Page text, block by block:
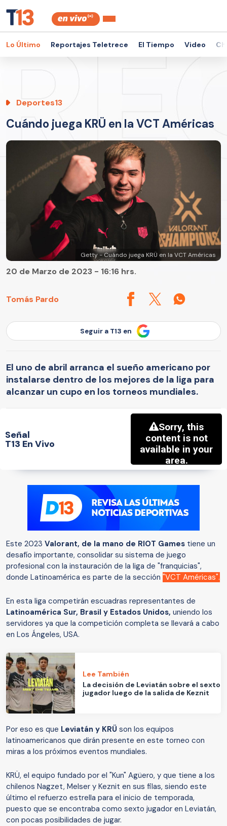
Lo Último Reportajes Teletrece El Tiempo Video
Deportes13
Cuándo juega KRÜ en la VCT Américas
Getty - Cuándo juega KRÜ en la VCT Américas
Tomás Pardo
20 de Marzo de 2023 - 16:16 hrs.
Seguir a T13 en
El uno de abril arranca el sueño americano por
instalarse dentro de los mejores de la liga para
alcanzar un cupo en los torneos mundiales.
Señal
T13 En Vivo
Este 2023 Valorant, de la mano de RIOT Games tiene un
desafío importante, consolidar su sistema de juego
profesional con la instauración de la liga de "franquicias",
donde Latinoamérica es parte de la sección "VCT Américas".
En esta liga competirán escuadras representantes de
Latinoamérica Sur, Brasil y Estados Unidos, uniendo los
servidores ya que la competición completa se llevará a cabo
en Los Ángeles, USA.
Lee También
La decisión de Leviatán sobre el sexto
jugador luego de la salida de Keznit
Por eso es que Leviatán y KRÜ son los equipos
latinoamericanos que dirán presente en este torneo con
miras a los próximos eventos mundiales.
KRÜ, el equipo fundado por el "Kun" Agüero, y que tiene a los
chilenos Nagzet, Melser y Keznit en sus filas, siendo este
último el refuerzo estrella para el inicio de temporada,
puesto que se encontraba como sexto jugador en Leviatán,
con pocas posibilidades de jugar.